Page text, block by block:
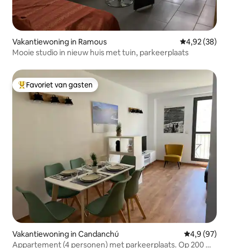
Vakantiewoning in Ramous Gemiddelde
4,92 (38)
Mooie studio in nieuw huis met tuin, parkeerplaats
Topfavoriet van gasten
Favoriet van gasten
Vakantiewoning in Candanchú Gemiddelde
4,9 (97)
Appartement (4 personen) met parkeerplaats. Op 200 m